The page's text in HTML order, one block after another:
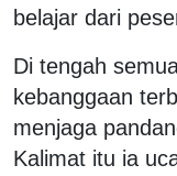
belajar dari
Di tengah
kebanggaan
menjaga
Kalimat itu ia